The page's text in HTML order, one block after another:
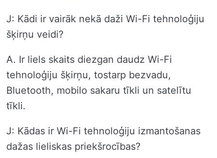
J: Kādi ir vairāk nekā daži Wi-Fi tehnoloģiju
šķirņu veidi?
A. Ir liels skaits diezgan daudz Wi-Fi
tehnoloģiju šķirņu, tostarp bezvadu,
Bluetooth, mobilo sakaru tīkli un satelītu
tīkli.
J: Kādas ir Wi-Fi tehnoloģiju izmantošanas
dažas lieliskas priekšrocības?